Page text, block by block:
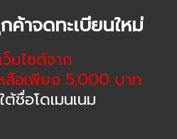
ค้าจดทะเบียนใหม่
บไซต์จาก
อเพียง 5,000 บาท
ชื่อโดเมนเนม